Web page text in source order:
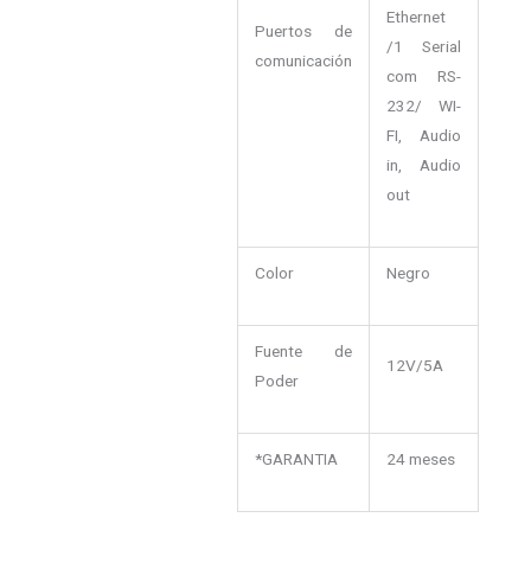
Puertos de
comunicación
Ethernet
/1 Serial
com RS-
232/ WI-
FI, Audio
in, Audio
out
Color Negro
Fuente de
Poder
12V/5A
*GARANTIA 24 meses